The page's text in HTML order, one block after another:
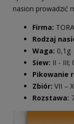
nasion prowadzić
Firma:
Rodzaj
Waga: 0,1g
Siew: II - III;
Pikowanie
Zbiór: VII – X
Rozstawa: